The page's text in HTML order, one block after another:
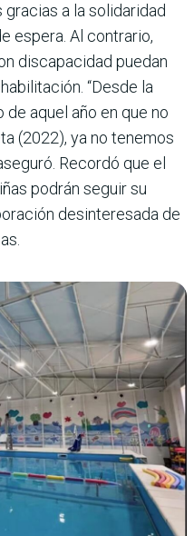
a la solidaridad
espera. Al contrario,
discapacidad puedan
“Desde la
aquel año en que no
(2022), ya no tenemos
Recordó que el
podrán seguir su
des­interesada de